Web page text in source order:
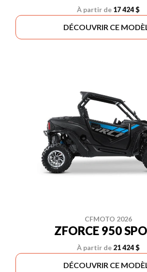
À partir de 17 424 $
DÉCOUVRIR CE
CFMOTO 2026
ZFORCE 950
À partir de 21 424 $
DÉCOUVRIR CE